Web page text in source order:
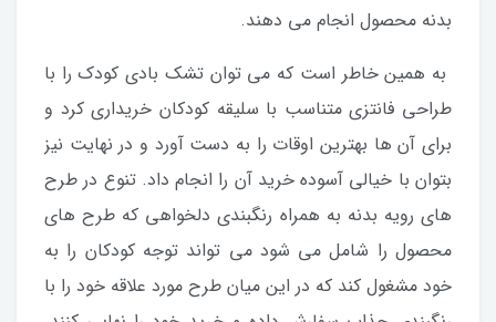
بدنه محصول انجام می دهند.
به همین خاطر است که می توان تشک بادی کودک را با
طراحی فانتزی متناسب با سلیقه کودکان خریداری کرد و
برای آن ها بهترین اوقات را به دست آورد و در نهایت نیز
بتوان با خیالی آسوده خرید آن را انجام داد. تنوع در طرح
های رویه بدنه به همراه رنگبندی دلخواهی که طرح های
محصول را شامل می شود می تواند توجه کودکان را به
خود مشغول کند که در این میان طرح مورد علاقه خود را با